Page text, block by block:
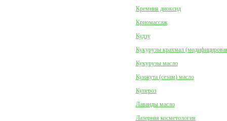
Кремния диоксид
Криомассаж
Кудзу
Кукурузы крахмал
Кукурузы масло
Кунжута (сезам) масло
Купероз
Лаванды масло
Лазерная косметология